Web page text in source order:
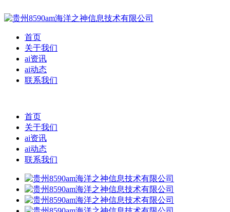
首页
关于我们
ai资讯
ai动态
联系我们
首页
关于我们
ai资讯
ai动态
联系我们